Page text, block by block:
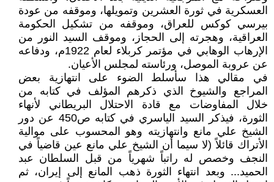
العسكرية في ثورة العشرين وتمويلها، وموقفه من عودة
بيرسي كوكس للعراق، وموقفه من تشكيل الحكومة
العراقية، وهجرته إلى الحجاز، وموقف السيد النور من
الإرهاب الوهابي في مؤتمر كربلاء لعام 1922م، ودفاعه
عن عروبة الموصل، ورئاسته لمجلس الأعيان.
في مقالي هذا سأسلط الضوء على انتهازية بعض
المراجع والشيوخ الذي ذكرهم المؤلف في كتابه من
خلال المفاوضات مع قادة الاحتلال البريطاني لأنهاء
الثورة، فيذكر السيد الياسري في كتابه ص450 عن دور
الشيخ علي مانع وانتهازيته وهو المحسوب على موالية
الأتراك قائلاً (لا سيما أن الشيخ علي مانع عين قاضياً في
النجف وخصص له راتباً شهرياً من قبل السلطان عبد
الحميد... وبعد انتهاء الثورة ذهب المانع إلى إيران، ثم